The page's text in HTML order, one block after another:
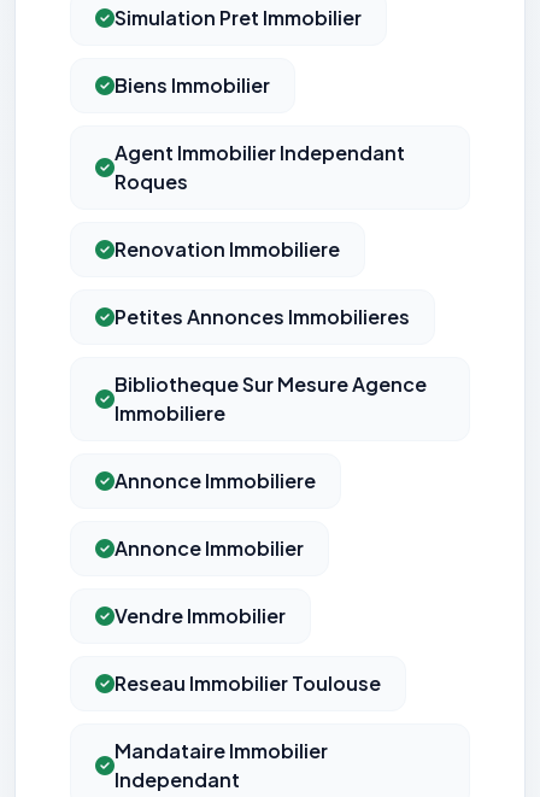
Simulation Pret Immobilier
Biens Immobilier
Agent Immobilier Independant
Roques
Renovation Immobiliere
Petites Annonces Immobilieres
Bibliotheque Sur Mesure Agence
Immobiliere
Annonce Immobiliere
Annonce Immobilier
Vendre Immobilier
Reseau Immobilier Toulouse
Mandataire Immobilier
Independant